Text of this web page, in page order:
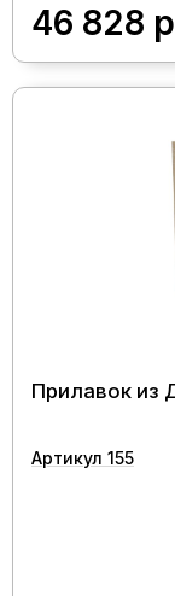
46 828
Прилавок
Артикул 155